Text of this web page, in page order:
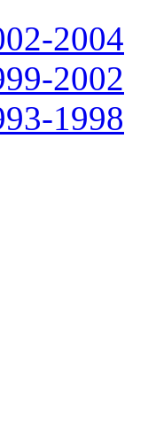
2004
2002
1998